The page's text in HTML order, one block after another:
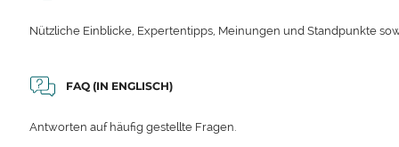
Nützliche Einblicke, Expertentipps, Meinungen und Standpunkte
FAQ (IN ENGLISCH)
Antworten auf häufig gestellte Fragen.